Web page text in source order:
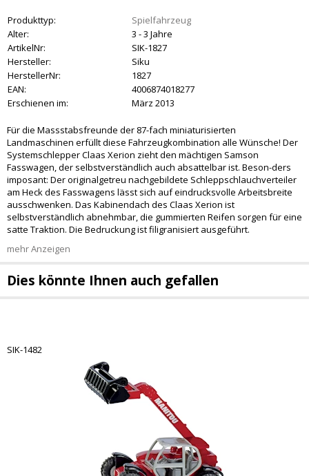
Produkttyp:
Spielfahrzeug
Alter:
3 - 3 Jahre
ArtikelNr:
SIK-1827
Hersteller:
Siku
HerstellerNr:
1827
EAN:
4006874018277
Erschienen im:
März 2013
Für die Massstabsfreunde der 87-fach miniaturisierten
Landmaschinen erfüllt diese Fahrzeugkombination alle Wünsche! Der
Systemschlepper Claas Xerion zieht den mächtigen Samson
Fasswagen, der selbstverständlich auch absattelbar ist. Beson-ders
imposant: Der originalgetreu nachgebildete Schleppschlauchverteiler
am Heck des Fasswagens lässt sich auf eindrucksvolle Arbeitsbreite
ausschwenken. Das Kabinendach des Claas Xerion ist
selbstverständlich abnehmbar, die gummierten Reifen sorgen für eine
satte Traktion. Die Bedruckung ist filigranisiert ausgeführt.
mehr Anzeigen
Dies könnte Ihnen auch gefallen
SIK-1482